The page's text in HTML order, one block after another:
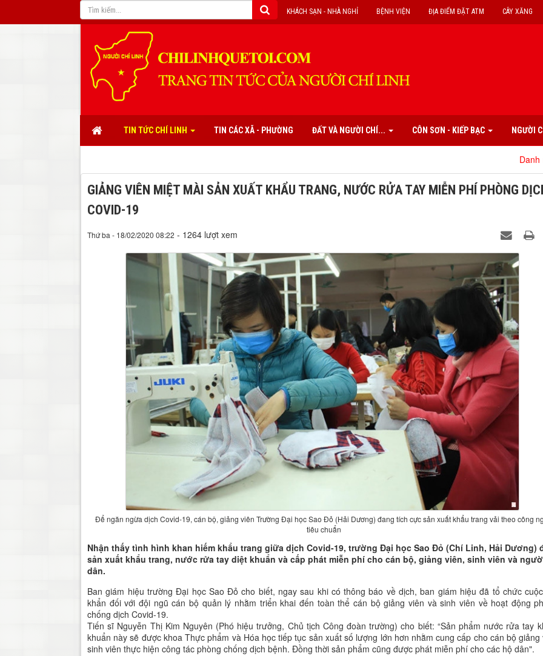
CÂY XĂNG
ĐỊA ĐIỂM ĐẶT ATM
BỆNH VIỆN
KHÁCH SẠN - NHÀ NGHỈ
TIN TỨC CHÍ LINH TIN CÁC XÃ - PHƯỜNG ĐẤT VÀ NGƯỜI CHÍ... CÔN SƠN - KIẾP BẠC NGƯỜI
Danh mục các di
GIẢNG VIÊN MIỆT MÀI SẢN XUẤT KHẨU TRANG, NƯỚC RỬA TAY MIỄN PHÍ PHÒNG
COVID-19
Thứ ba - 18/02/2020 08:22 - 1264 lượt xem
Để ngăn ngừa dịch Covid-19, cán bộ, giảng viên Trường Đại học Sao Đỏ (Hải Dương) đang tích cực sản xuất khẩu trang vải theo công
tiêu chuẩn
Nhận thấy tình hình khan hiếm khẩu trang giữa dịch Covid-19, trường Đại học Sao Đỏ (Chí Linh, Hải Dương)
sản xuất khẩu trang, nước rửa tay diệt khuẩn và cấp phát miễn phí cho cán bộ, giảng viên, sinh viên và
dân.
Ban giám hiệu trường Đại học Sao Đỏ cho biết, ngay sau khi có thông báo về dịch, ban giám hiệu đã tổ chức
khẩn đối với đội ngũ cán bộ quản lý nhằm triển khai đến toàn thể cán bộ giảng viên và sinh viên về hoạt động
chống dịch Covid-19.
Tiến sĩ Nguyễn Thị Kim Nguyên (Phó hiệu trưởng, Chủ tịch Công đoàn trường) cho biết: “Sản phẩm nước rửa tay
khuẩn này sẽ được khoa Thực phẩm và Hóa học tiếp tục sản xuất số lượng lớn hơn nhằm cung cấp cho cán bộ giảng
sinh viên thực hiện công tác phòng chống dịch bệnh. Đồng thời sản phẩm cũng được phát miễn phí cho các hộ dân".